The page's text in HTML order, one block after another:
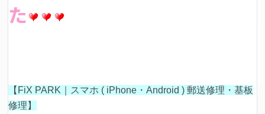
た
【FiX PARK｜スマホ ( iPhone・Android ) 郵送修理・基板
修理】